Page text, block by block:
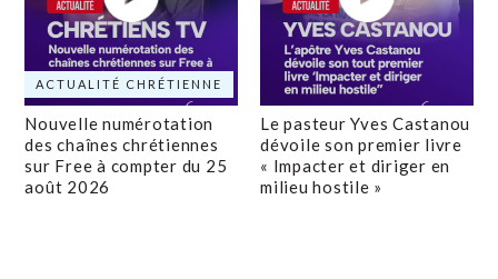
ACTUALITÉ CHRÉTIENNE
Nouvelle numérotation
des chaînes chrétiennes
sur Free à compter du 25
août 2026
Le pasteur Yves Castanou
dévoile son premier livre
« Impacter et diriger en
milieu hostile »